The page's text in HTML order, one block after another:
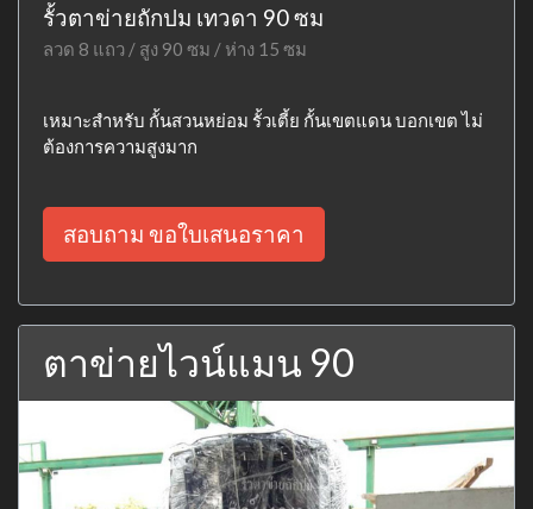
รั้วตาข่ายถักปม เทวดา 90 ซม
ลวด 8 แถว / สูง 90 ซม / ห่าง 15 ซม
เหมาะสำหรับ กั้นสวนหย่อม รั้วเตี้ย กั้นเขตแดน บอกเขต ไม่
ต้องการความสูงมาก
สอบถาม ขอใบเสนอราคา
ตาข่ายไวน์แมน 90